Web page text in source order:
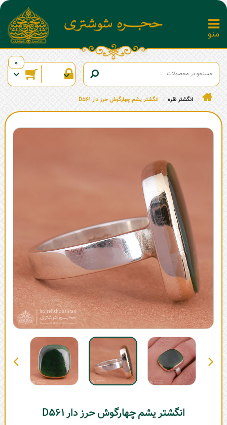
0
انگشتر نقره انگشتر یشم چهارگوش حرز دار D561
انگشتر یشم چهارگوش حرز دار D561